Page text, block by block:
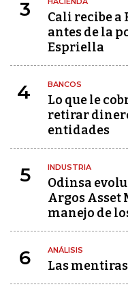
3
Cali recibe
antes de la
Espriella
4 BANCOS
Lo que le
retirar
entidades
5 INDUSTRIA
Odinsa
Argos Asset
manejo de
6 ANÁLISIS
Las